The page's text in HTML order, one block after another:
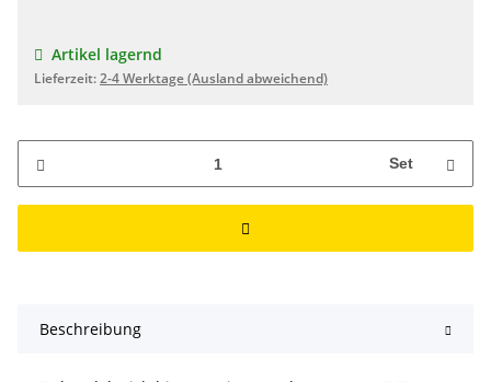
Artikel lagernd
Lieferzeit:2-4 Werktage(Ausland abweichend)
Set
Beschreibung